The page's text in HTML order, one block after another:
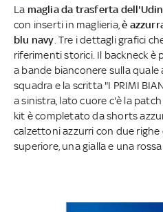
La maglia da trasferta
con inserti in maglieria,è
blu navy . Tre i dettagli grafici
riferimenti storici. Il backneck
a bande bianconere sulla quale
squadra e la scritta "I PRIMI
a sinistra, lato cuore c'è la
kit è completato da shorts
calzettoni azzurri con due
superiore, una gialla e una rossa